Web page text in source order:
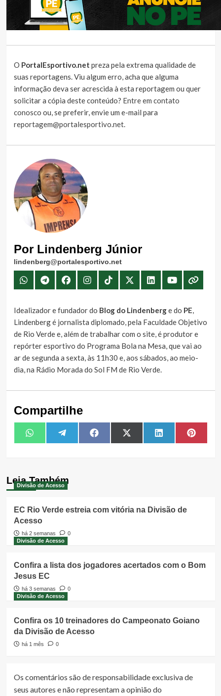
O PortalEsportivo.net preza pela extrema qualidade de
suas reportagens. Viu algum erro, acha que alguma
informação deva ser acrescida à esta reportagem ou quer
solicitar a cópia deste conteúdo? Entre em contato
conosco ou, se preferir, envie um e-mail para
reportagem@portalesportivo.net.
Por Lindenberg Júnior
lindenberg@portalesportivo.net
Idealizador e fundador do Blog do Lindenberge do PE,
Lindenberg é jornalista diplomado, pela Faculdade Objetivo
de Rio Verde e, além de trabalhar com o site, é produtor e
repórter esportivo do Programa Bola na Mesa, que vai ao
ar de segunda a sexta, às 11h30 e, aos sábados, ao meio-
dia, na Rádio Morada do Sol FM de Rio Verde.
Compartilhe
Share
on
WhatsAppShare
on
TelegramShare
on
FacebookShare
on
X
(Twitter)
Share
on
LinkedIn Share
on
Leia Também
Divisão de Acesso
EC Rio Verde estreia com vitória na Divisão de
Acesso
há 2 semanas
0
Divisão de Acesso
Confira a lista dos jogadores acertados com o Bom
Jesus EC
há 3 semanas
0
Divisão de Acesso
Confira os 10 treinadores do Campeonato Goiano
da Divisão de Acesso
há 1 mês 0
Os comentários são de responsabilidade exclusiva de
seus autores e não representam a opinião do